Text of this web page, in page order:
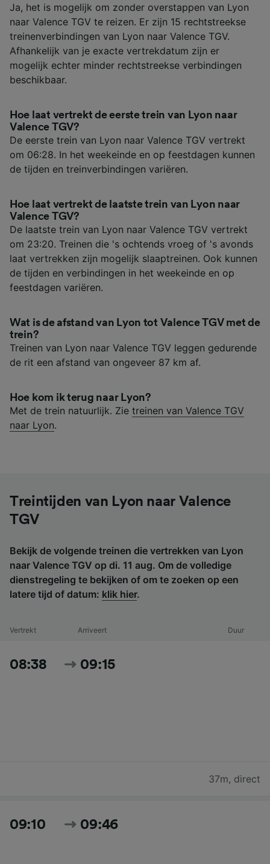
Ja, het is mogelijk om zonder overstappen van Lyon
naar Valence TGV te reizen. Er zijn 15 rechtstreekse
treinenverbindingen van Lyon naar Valence TGV.
Afhankelijk van je exacte vertrekdatum zijn er
mogelijk echter minder rechtstreekse verbindingen
beschikbaar.
Hoe laat vertrekt de eerste trein van Lyon naar
Valence TGV?
De eerste trein van Lyon naar Valence TGV vertrekt
om 06:28. In het weekeinde en op feestdagen kunnen
de tijden en treinverbindingen variëren.
Hoe laat vertrekt de laatste trein van Lyon naar
Valence TGV?
De laatste trein van Lyon naar Valence TGV vertrekt
om 23:20. Treinen die 's ochtends vroeg of 's avonds
laat vertrekken zijn mogelijk slaaptreinen. Ook kunnen
de tijden en verbindingen in het weekeinde en op
feestdagen variëren.
Wat is de afstand van Lyon tot Valence TGV met de
trein?
Treinen van Lyon naar Valence TGV leggen gedurende
de rit een afstand van ongeveer 87 km af.
Hoe kom ik terug naar Lyon?
Met de trein natuurlijk. Zie treinen van Valence TGV
naar Lyon.
Treintijden van Lyon naar Valence
TGV
Bekijk de volgende treinen die vertrekken van Lyon
naar Valence TGV op di. 11 aug. Om de volledige
dienstregeling te bekijken of om te zoeken op een
latere tijd of datum: klik hier.
Vertrekt Arriveert Duur
08:38 09:15
37m, direct
09:10 09:46